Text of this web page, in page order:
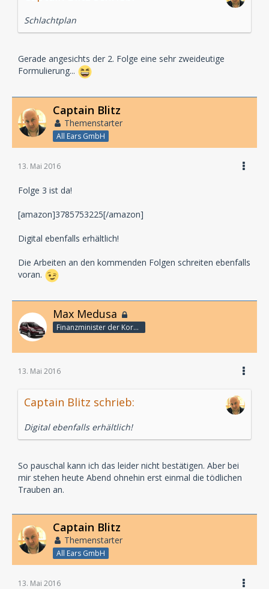
Schlachtplan
Gerade angesichts der 2. Folge eine sehr zweideutige
Formulierung...
Captain Blitz
Themenstarter
All Ears GmbH
13. Mai 2016
Folge 3 ist da!
[amazon]3785753225[/amazon]
Digital ebenfalls erhältlich!
Die Arbeiten an den kommenden Folgen schreiten ebenfalls
voran.
Max Medusa
Finanzminister der Korporation
13. Mai 2016
Captain Blitz schrieb:
Digital ebenfalls erhältlich!
So pauschal kann ich das leider nicht bestätigen. Aber bei
mir stehen heute Abend ohnehin erst einmal die tödlichen
Trauben an.
Captain Blitz
Themenstarter
All Ears GmbH
13. Mai 2016